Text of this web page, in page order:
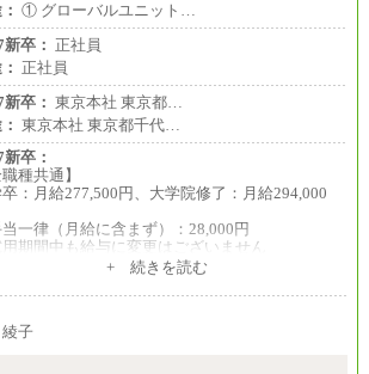
給のみ（地域手当なし）
期間中も給与変更なし
交通社】
員/総合職
円～(※1)、247,000円～(※2)、242,000円
、239,000円～(※4)、237,000円～（※5）
は一律地域手当を含んだ金額を表示
円、※2…33,000円、※3…28,000円、
円、※5…23,000円）
用期間中も給与変更なし
員/基幹職
京・神奈川〉月給219,000 円～ 〈大阪・兵庫〉
期間中も給与変更なし
① グローバルユニット…
卒： 正社員
正社員
卒： 東京本社 東京都…
東京本社 東京都千代…
卒：
職種共通】
：月給277,500円、大学院修了：月給294,000
一律（月給に含まず）：28,000円
期間中も給与に変更はございません
円～
+ 続きを読む